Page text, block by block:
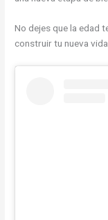
No dejes que la edad
construir tu nueva